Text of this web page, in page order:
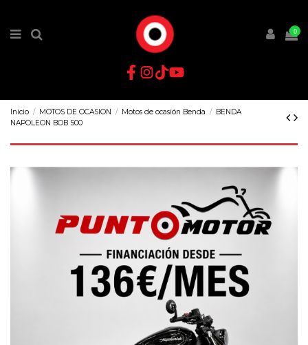
0
Inicio MOTOS DE OCASION Motos de ocasión Benda
BENDA
NAPOLEON BOB 500